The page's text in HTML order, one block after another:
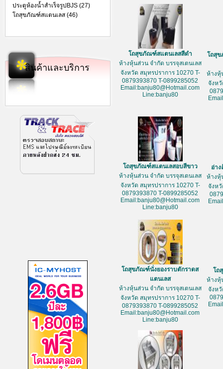
ประตูห้องน้ำสำเร็จรูปBJS (27)
โถสุขภัณฑ์สแตนเลส (46)
สินค้าและบริการ
โถสุขภัณฑ์สแตนเลสสีดำ
ห้างหุ้นส่วน จำกัด บรรจุสเตนเลส
จังหวัด สมุทรปราการ 10270 T-
0879393870 T-0899285052
Email:banju80@Hotmail.com
Line:banju80
โถสุ
ห้างหุ้
จังห
โถสุขภัณฑ์สแตนเลสอบสีขาว
ห้างหุ้นส่วน จำกัด บรรจุสเตนเลส
จังหวัด สมุทรปราการ 10270 T-
0879393870 T-0899285052
Email:banju80@Hotmail.com
Line:banju80
อ่า
ห้างหุ้
จังห
โถสุขภัณฑ์นั่งยองราบตักราดส
แตนเลส
ห้างหุ้นส่วน จำกัด บรรจุสเตนเลส
จังหวัด สมุทรปราการ 10270 T-
0879393870 T-0899285052
Email:banju80@Hotmail.com
Line:banju80
โถ
ห้างหุ้
จังห